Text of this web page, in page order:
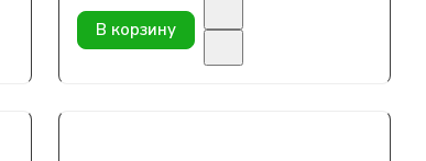
В корзину